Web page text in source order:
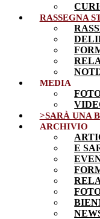
RASSEGNA
MEDIA
>SARÀ UNA
ARCHIVIO
E